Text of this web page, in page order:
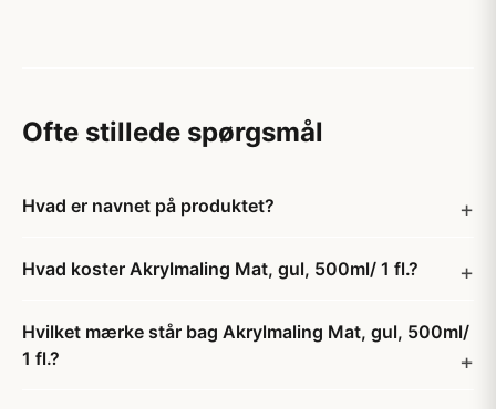
Ofte stillede spørgsmål
Hvad er navnet på produktet?
Hvad koster Akrylmaling Mat, gul, 500ml/ 1 fl.?
Hvilket mærke står bag Akrylmaling Mat, gul, 500ml/
1 fl.?